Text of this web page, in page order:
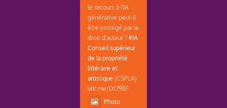
le recours à l'IA
générative peut-il
être protégé par le
droit d'auteur ?#IA
Conseil supérieur
de la propriété
littéraire et
artistique (CSPLA)
urlr.me/Dt798F
Photo